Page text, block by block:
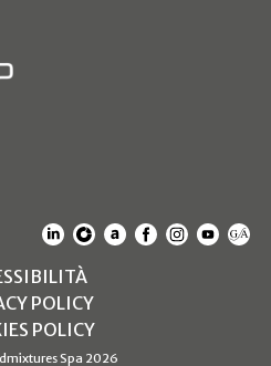
(SI APRE IN UN NUOVO
(SI APRE IN UN
(SI APRE IN UN
(SI APRE IN
(SI APRE
(SI
(SI APRE IN UN
POLICY(SI APRE IN UN
POLICY(SI APRE IN UN
Spa 2026